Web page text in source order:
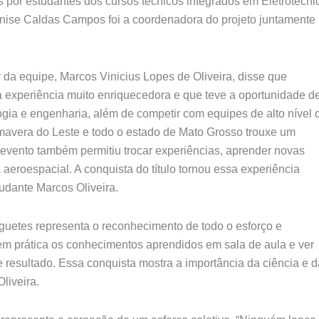
Caldas Campos foi a coordenadora do projeto juntamente
equipe, Marcos Vinicius Lopes de Oliveira, disse que
muito enriquecedora e que teve a oportunidade
e engenharia, além de competir com equipes de alto nível
do Leste e todo o estado de Mato Grosso trouxe um
também permitiu trocar experiências, aprender novas
A conquista do título tornou essa experiência
Marcos Oliveira.
representa o reconhecimento de todo o esforço e
prática os conhecimentos aprendidos em sala de aula e ver
Essa conquista mostra a importância da ciência e